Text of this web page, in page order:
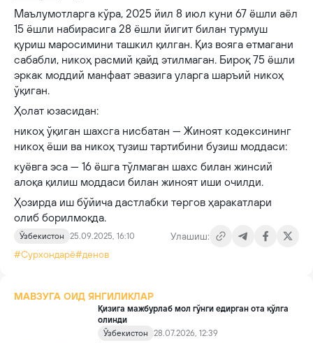
Маълумотларга кўра, 2025 йил 8 июл куни 67 ёшли аёл
15 ёшли набирасига 28 ёшли йигит билан турмуш
қуриш маросимини ташкил қилган. Қиз вояга етмагани
сабабли, никоҳ расмий қайд этилмаган. Бироқ 75 ёшли
эркак моддий манфаат эвазига уларга шаръий никоҳ
ўқиган.
Ҳолат юзасидан:
никоҳ ўқиган шахсга нисбатан — Жиноят кодексининг
никоҳ ёши ва никоҳ тузиш тартибини бузиш моддаси:
куёвга эса — 16 ёшга тўлмаган шахс билан жинсий
алоқа қилиш моддаси билан жиноят иши очилди.
Ҳозирда иш бўйича дастлабки тергов ҳаракатлари
олиб борилмоқда.
Ўзбекистон 25.09.2025, 16:10
Улашиш:
#Сурхондарё#денов
МАВЗУГА ОИД ЯНГИЛИКЛАР
Қизига мажбурлаб мол гўнги едирган ота қўлга
олинди
Ўзбекистон
28.07.2026, 12:39